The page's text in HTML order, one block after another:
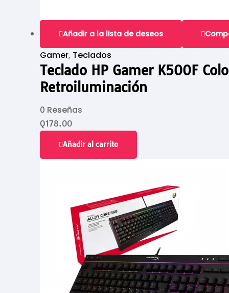
Añadir a la lista de deseos
Gamer, Teclados
Teclado HP Gamer K500F
Retroiluminación
0 Reseñas
Q178.00
Añadir al carrito